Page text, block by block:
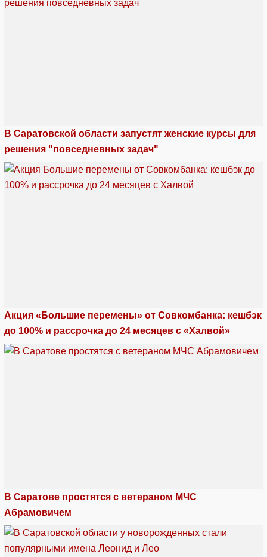
В Саратовской области запустят женские курсы для
решения "повседневных задач"
Акция «Большие перемены» от Совкомбанка: кешбэк
до 100% и рассрочка до 24 месяцев с «Халвой»
В Саратове простятся с ветераном МЧС
Абрамовичем